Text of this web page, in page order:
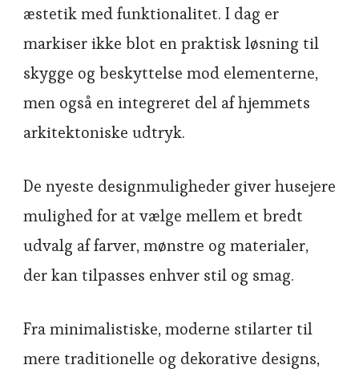
æstetik med funktionalitet. I dag er
markiser ikke blot en praktisk løsning til
skygge og beskyttelse mod elementerne,
men også en integreret del af hjemmets
arkitektoniske udtryk.
De nyeste designmuligheder giver husejere
mulighed for at vælge mellem et bredt
udvalg af farver, mønstre og materialer,
der kan tilpasses enhver stil og smag.
Fra minimalistiske, moderne stilarter til
mere traditionelle og dekorative designs,